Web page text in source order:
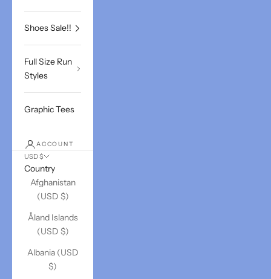
Shoes Sale!!
Full Size Run
Styles
Graphic Tees
ACCOUNT
USD $
Country
Afghanistan
(USD $)
Åland Islands
(USD $)
Albania (USD
$)